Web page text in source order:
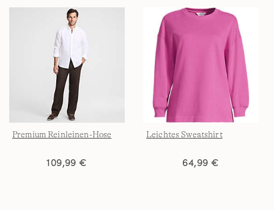
Premium Reinleinen-Hose
109,99 €
Leichtes Sweatshirt
64,99 €